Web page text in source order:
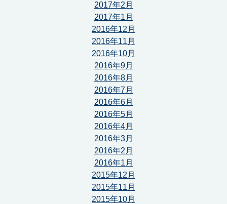
2017年2月
2017年1月
2016年12月
2016年11月
2016年10月
2016年9月
2016年8月
2016年7月
2016年6月
2016年5月
2016年4月
2016年3月
2016年2月
2016年1月
2015年12月
2015年11月
2015年10月